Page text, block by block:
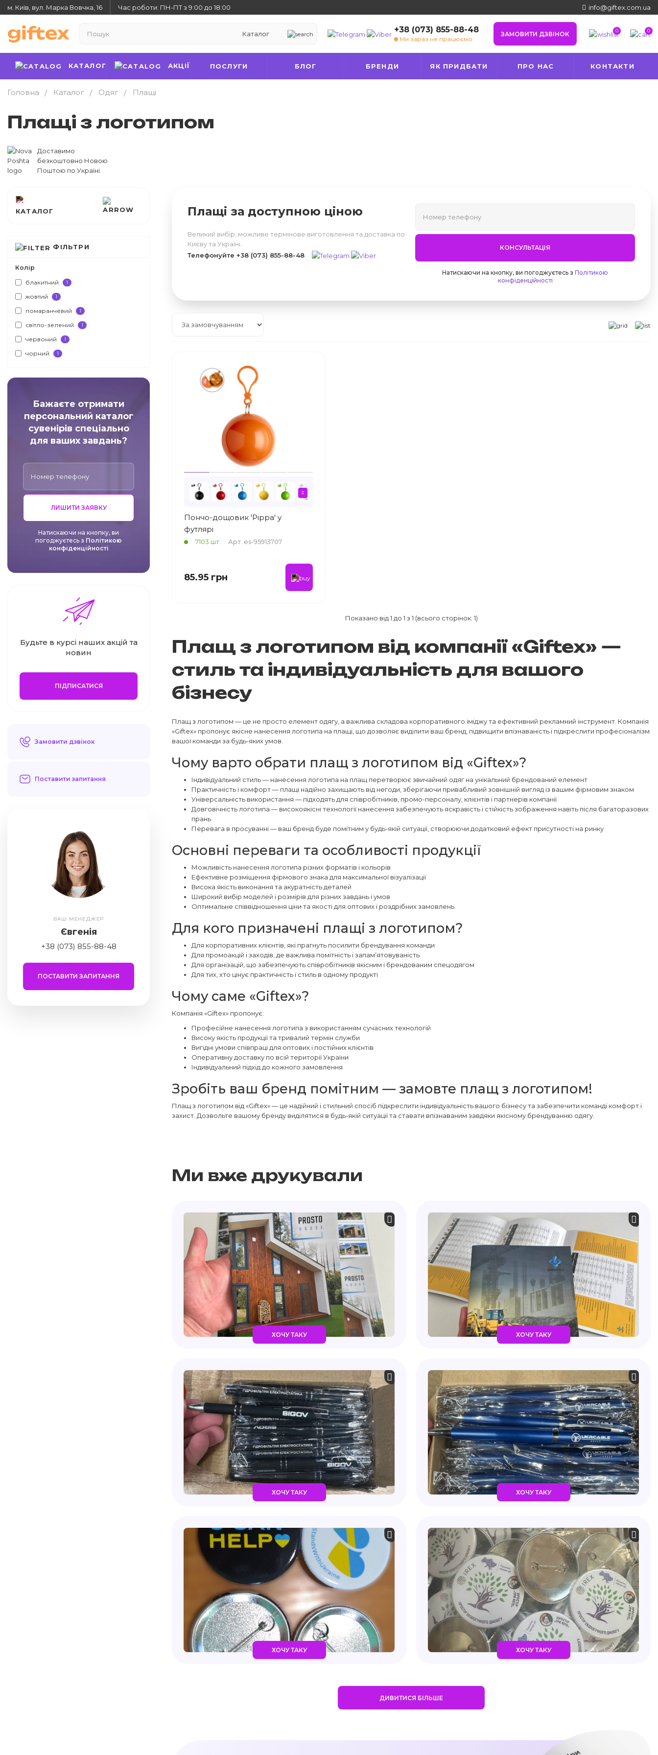
м. Київ, вул. Марка Вовчка, 16 Час роботи: ПН-ПТ з 9:00 до 18:00 info@giftex.com.ua
Каталог +38 (073) 855-88-48
Ми зараз не працюємо
ЗАМОВИТИ ДЗВІНОК 0 0
КАТАЛОГ АКЦІЇ ПОСЛУГИ БЛОГ БРЕНДИ ЯК ПРИДБАТИ ПРО НАС КОНТАКТИ
Головна Каталог Одяг Плащі
Плащі з логотипом
Доставимо
безкоштовно Новою
Поштою по Україні
КАТАЛОГ
ФІЛЬТРИ
Колір
блакитний 1
жовтий 1
помаранчевий 1
світло-зелений 1
червоний 1
чорний 1
Бажаєте отримати
персональний каталог
сувенірів спеціально
для ваших завдань?
ЛИШИТИ ЗАЯВКУ
Натискаючи на кнопку, ви
погоджуєтесь з Політикою
конфіденційності
Будьте в курсі наших акцій та
новин
ПІДПИСАТИСЯ
Замовити дзвінок
Поставити запитання
ВАШ МЕНЕДЖЕР
Євгенія
+38 (073) 855-88-48
ПОСТАВИТИ ЗАПИТАННЯ
Плащі за доступною ціною
Великий вибір, можливе термінове виготовлення та доставка по
Києву та Україні.
Телефонуйте +38 (073) 855-88-48
КОНСУЛЬТАЦІЯ
Натискаючи на кнопку, ви погоджуєтесь з Політикою
конфіденційності
Пончо-дощовик 'Pippa' у
футлярі
7103 шт. Арт. es-95913707
85.95 грн
Показано від 1 до 1 з 1 (всього сторінок: 1)
Плащ з логотипом від компанії «Giftex» —
стиль та індивідуальність для вашого
бізнесу
Плащ з логотипом — це не просто елемент одягу, а важлива складова корпоративного іміджу та ефективний рекламний інструмент. Компанія
«Giftex» пропонує якісне нанесення логотипа на плащі, що дозволяє виділити ваш бренд, підвищити впізнаваність і підкреслити професіоналізм
вашої команди за будь-яких умов.
Чому варто обрати плащ з логотипом від «Giftex»?
Індивідуальний стиль — нанесення логотипа на плащ перетворює звичайний одяг на унікальний брендований елемент
Практичність і комфорт — плащі надійно захищають від негоди, зберігаючи привабливий зовнішній вигляд із вашим фірмовим знаком
Універсальність використання — підходять для співробітників, промо-персоналу, клієнтів і партнерів компанії
Довговічність логотипа — високоякісні технології нанесення забезпечують яскравість і стійкість зображення навіть після багаторазових
прань
Перевага в просуванні — ваш бренд буде помітним у будь-якій ситуації, створюючи додатковий ефект присутності на ринку
Основні переваги та особливості продукції
Можливість нанесення логотипа різних форматів і кольорів
Ефективне розміщення фірмового знака для максимальної візуалізації
Висока якість виконання та акуратність деталей
Широкий вибір моделей і розмірів для різних завдань і умов
Оптимальне співвідношення ціни та якості для оптових і роздрібних замовлень
Для кого призначені плащі з логотипом?
Для корпоративних клієнтів, які прагнуть посилити брендування команди
Для промоакцій і заходів, де важлива помітність і запам’ятовуваність
Для організацій, що забезпечують співробітників якісним і брендованим спецодягом
Для тих, хто цінує практичність і стиль в одному продукті
Чому саме «Giftex»?
Компанія «Giftex» пропонує:
Професійне нанесення логотипа з використанням сучасних технологій
Високу якість продукції та тривалий термін служби
Вигідні умови співпраці для оптових і постійних клієнтів
Оперативну доставку по всій території України
Індивідуальний підхід до кожного замовлення
Зробіть ваш бренд помітним — замовте плащ з логотипом!
Плащ з логотипом від «Giftex» — це надійний і стильний спосіб підкреслити індивідуальність вашого бізнесу та забезпечити команді комфорт і
захист. Дозвольте вашому бренду виділятися в будь-якій ситуації та ставати впізнаваним завдяки якісному брендуванню одягу.
Ми вже друкували
ХОЧУ ТАКУ ХОЧУ ТАКУ
ХОЧУ ТАКУ ХОЧУ ТАКУ
ХОЧУ ТАКУ ХОЧУ ТАКУ
ДИВИТИСЯ БІЛЬШЕ